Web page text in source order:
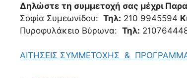
Δηλώστε τη συμμετοχή σας μέχρι
Σοφία Συμεωνίδου: Τηλ: 210 9945594
Πυροφυλάκειο Βύρωνα: Τηλ:
ΑΙΤΗΣΕΙΣ ΣΥΜΜΕΤΟΧΗΣ &